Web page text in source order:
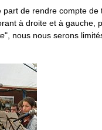
part de rendre compte de
à droite et à gauche,
", nous nous serons